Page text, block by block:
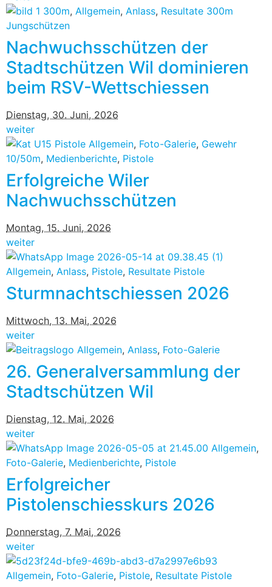
300m, Allgemein, Anlass, Resultate 300m
Jungschützen
Nachwuchsschützen der
Stadtschützen Wil dominieren
beim RSV-Wettschiessen
Dienstag, 30. Juni, 2026
weiter
Allgemein, Foto-Galerie, Gewehr
10/50m, Medienberichte, Pistole
Erfolgreiche Wiler
Nachwuchsschützen
Montag, 15. Juni, 2026
weiter
Allgemein, Anlass, Pistole, Resultate Pistole
Sturmnachtschiessen 2026
Mittwoch, 13. Mai, 2026
weiter
Allgemein, Anlass, Foto-Galerie
26. Generalversammlung der
Stadtschützen Wil
Dienstag, 12. Mai, 2026
weiter
Allgemein,
Foto-Galerie, Medienberichte, Pistole
Erfolgreicher
Pistolenschiesskurs 2026
Donnerstag, 7. Mai, 2026
weiter
Allgemein, Foto-Galerie, Pistole, Resultate Pistole